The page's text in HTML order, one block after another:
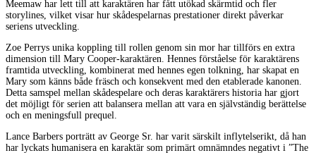
Meemaw har lett till att karaktären har fått utökad skärmtid och fler
storylines, vilket visar hur skådespelarnas prestationer direkt påverkar
seriens utveckling.
Zoe Perrys unika koppling till rollen genom sin mor har tillförs en extra
dimension till Mary Cooper-karaktären. Hennes förståelse för karaktärens
framtida utveckling, kombinerat med hennes egen tolkning, har skapat en
Mary som känns både fräsch och konsekvent med den etablerade kanonen.
Detta samspel mellan skådespelare och deras karaktärers historia har gjort
det möjligt för serien att balansera mellan att vara en självständig berättelse
och en meningsfull prequel.
Lance Barbers porträtt av George Sr. har varit särskilt inflytelserikt, då han
har lyckats humanisera en karaktär som primärt omnämndes negativt i ”The